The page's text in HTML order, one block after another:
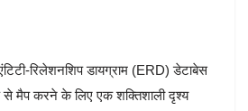
रिलेशनशिप डायग्राम (ERD) डेटाबेस
से मैप करने के लिए एक शक्तिशाली दृश्य